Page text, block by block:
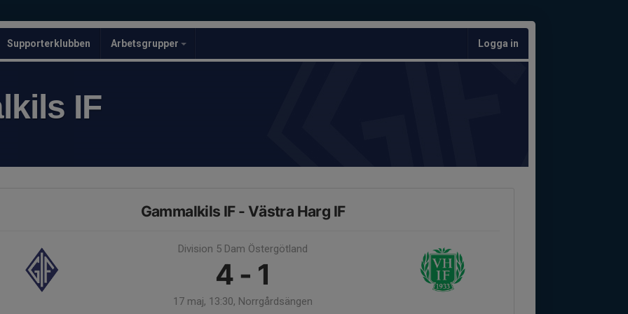
Supporterklubben Arbetsgrupper Logga in
IF
Gammalkils IF - Västra Harg IF
Division 5 Dam Östergötland
4 - 1
17 maj, 13:30, Norrgårdsängen